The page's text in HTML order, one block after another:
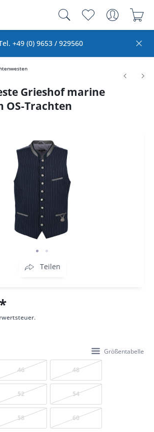
+49 (0) 9653 / 929560
Grieshof marine
OS-Trachten
Teilen
Größentabelle
46 48
52 54
58 60